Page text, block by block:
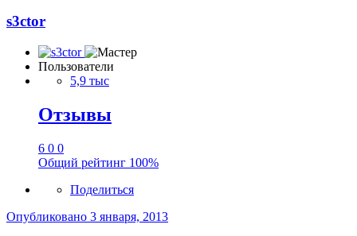
s3ctor
Пользователи
5,9 тыс
Отзывы
6 0 0
Общий рейтинг 100%
Поделиться
Опубликовано 3 января, 2013